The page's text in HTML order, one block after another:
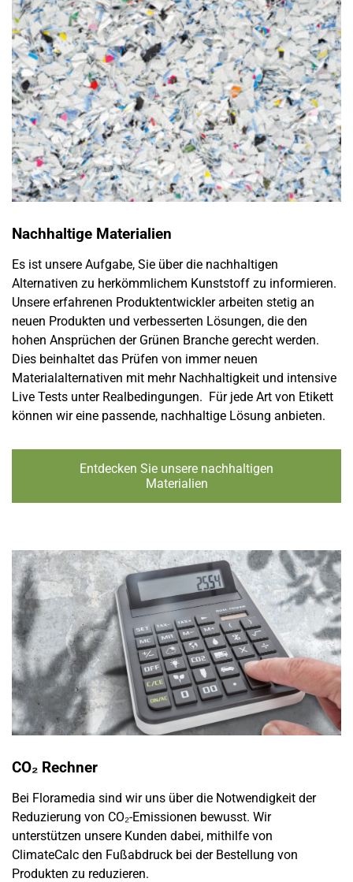
Nachhaltige Materialien
Es ist unsere Aufgabe, Sie über die nachhaltigen
Alternativen zu herkömmlichem Kunststoff zu informieren.
Unsere erfahrenen Produktentwickler arbeiten stetig an
neuen Produkten und verbesserten Lösungen, die den
hohen Ansprüchen der Grünen Branche gerecht werden.
Dies beinhaltet das Prüfen von immer neuen
Materialalternativen mit mehr Nachhaltigkeit und intensive
Live Tests unter Realbedingungen. Für jede Art von Etikett
können wir eine passende, nachhaltige Lösung anbieten.
Entdecken Sie unsere nachhaltigen
Materialien
CO₂ Rechner
Bei Floramedia sind wir uns über die Notwendigkeit der
Reduzierung von CO₂-Emissionen bewusst. Wir
unterstützen unsere Kunden dabei, mithilfe von
ClimateCalc den Fußabdruck bei der Bestellung von
Produkten zu reduzieren.